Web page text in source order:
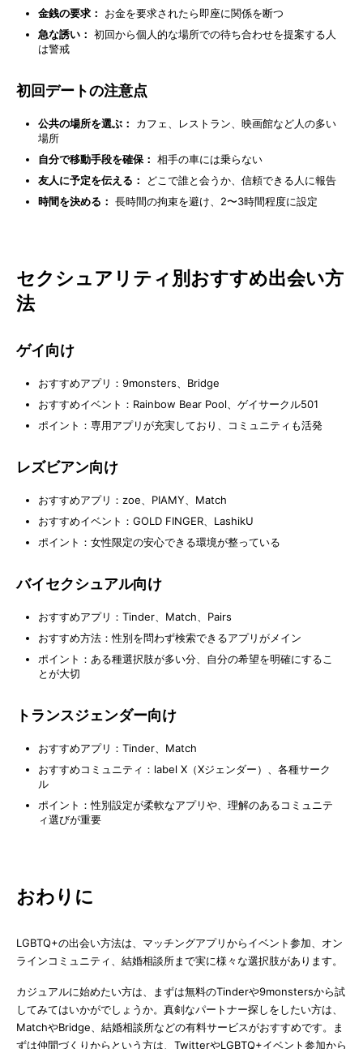
金銭の要求：
お金を要求されたら即座に関係を断つ
急な誘い： 初回から個人的な場所での待ち合わせを提案する人
は警戒
初回デートの注意点
公共の場所を選ぶ：
カフェ、レストラン、映画館など人の多い
場所
自分で移動手段を確保： 相手の車には乗らない
友人に予定を伝える：
どこで誰と会うか、信頼できる人に報告
時間を決める： 長時間の拘束を避け、2〜3時間程度に設定
セクシュアリティ別おすすめ出会い方
法
ゲイ向け
おすすめアプリ：9monsters、Bridge
おすすめイベント：Rainbow Bear Pool、ゲイサークル501
ポイント：専用アプリが充実しており、コミュニティも活発
レズビアン向け
おすすめアプリ：zoe、PIAMY、Match
おすすめイベント：GOLD FINGER、LashikU
ポイント：女性限定の安心できる環境が整っている
バイセクシュアル向け
おすすめアプリ：Tinder、Match、Pairs
おすすめ方法：性別を問わず検索できるアプリがメイン
ポイント：ある種選択肢が多い分、自分の希望を明確にするこ
とが大切
トランスジェンダー向け
おすすめアプリ：Tinder、Match
おすすめコミュニティ：label X（Xジェンダー）、各種サーク
ル
ポイント：性別設定が柔軟なアプリや、理解のあるコミュニテ
ィ選びが重要
おわりに
LGBTQ+の出会い方法は、マッチングアプリからイベント参加、オン
ラインコミュニティ、結婚相談所まで実に様々な選択肢があります。
カジュアルに始めたい方は、まずは無料のTinderや9monstersから試
してみてはいかがでしょうか。真剣なパートナー探しをしたい方は、
MatchやBridge、結婚相談所などの有料サービスがおすすめです。ま
ずは仲間づくりからという方は、TwitterやLGBTQ+イベント参加から